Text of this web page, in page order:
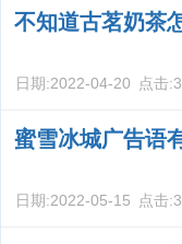
不知道古茗奶茶
日期:2022-04-20 点击:
蜜雪冰城广告语
日期:2022-05-15 点击: